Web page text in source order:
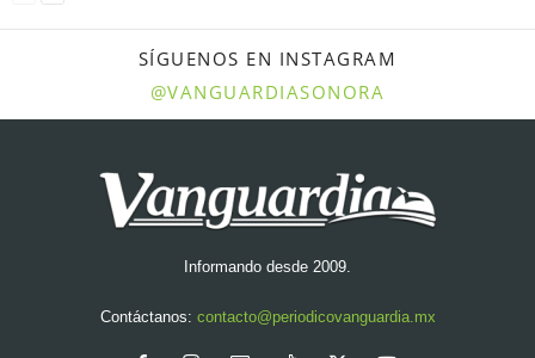
SÍGUENOS EN INSTAGRAM
@VANGUARDIASONORA
Informando desde 2009.
Contáctanos: contacto@periodicovanguardia.mx